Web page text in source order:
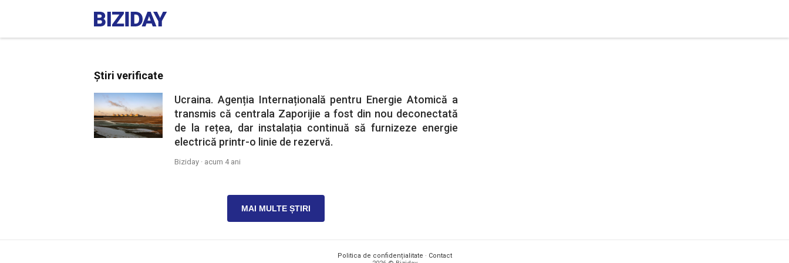
Știri verificate
Ucraina. Agenția Internațională pentru Energie Atomică a
transmis că centrala Zaporijie a fost din nou deconectată
de la rețea, dar instalația continuă să furnizeze energie
electrică printr-o linie de rezervă.
Biziday · acum 4 ani
MAI MULTE ȘTIRI
Politica de confidențialitate · Contact